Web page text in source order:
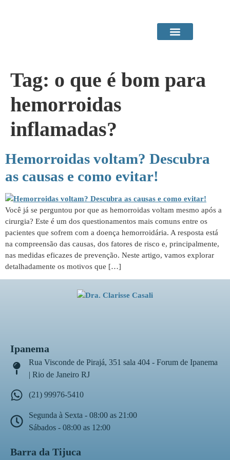
Tag: o que é bom para
hemorroidas
inflamadas?
Hemorroidas voltam? Descubra
as causas e como evitar!
Você já se perguntou por que as hemorroidas voltam mesmo após a
cirurgia? Este é um dos questionamentos mais comuns entre os
pacientes que sofrem com a doença hemorroidária. A resposta está
na compreensão das causas, dos fatores de risco e, principalmente,
nas medidas eficazes de prevenção. Neste artigo, vamos explorar
detalhadamente os motivos que […]
Ipanema
Rua Visconde de Pirajá, 351 sala 404 - Forum de Ipanema
| Rio de Janeiro RJ
(21) 99976-5410
Segunda à Sexta - 08:00 as 21:00
Sábados - 08:00 as 12:00
Barra da Tijuca